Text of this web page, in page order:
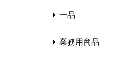
一品
業務用商品